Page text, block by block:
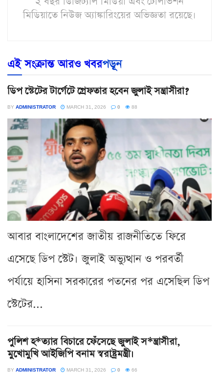
মিডিয়াতে নিউজ অ্যাঙ্কারিংয়ের অভিজ্ঞতা রয়েছে।
এই সংক্রান্ত আরও খবরপড়ূন
ডিপ স্টেটের টার্গেটে গ্রেফতার হবেন জুলাই সন্ত্রাসীরা?
BY ADMINISTRATOR MARCH 31, 2026 0 88
আবার বাংলাদেশের জাতীয় রাজনীতিতে ফিরে
এসেছে ডিপ স্টেট। জুলাই অভ্যুত্থান ও পরবর্তী
পর্যায়ে হাসিনা সরকারের পতনের পর এসেছিল ডিপ
স্টেটের...
পুলিশ হ*ত্যার বিচারে ফেঁসেছে জুলাই স*ন্ত্রাসীরা,
মুখোমুখি আইজিপি বনাম স্বরাষ্ট্রমন্ত্রী।
BY ADMINISTRATOR MARCH 31, 2026 0 66